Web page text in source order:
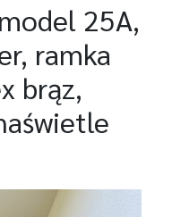
25A,
ramka
brąz,